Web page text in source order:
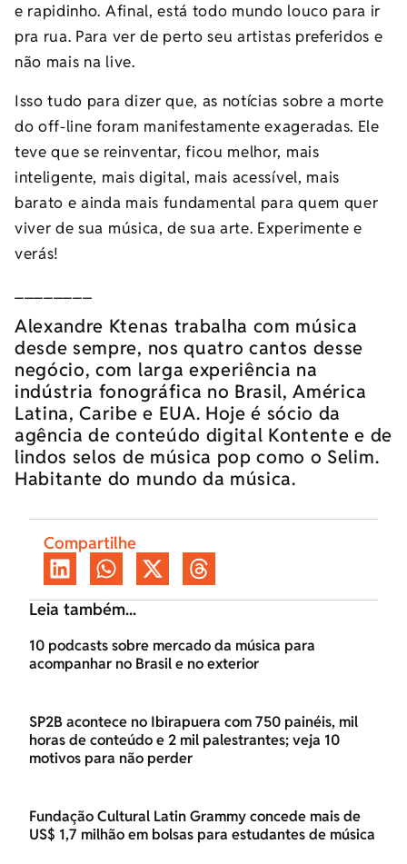
e rapidinho. Afinal, está todo mundo louco para ir
pra rua. Para ver de perto seu artistas preferidos e
não mais na live.
Isso tudo para dizer que, as notícias sobre a morte
do off-line foram manifestamente exageradas. Ele
teve que se reinventar, ficou melhor, mais
inteligente, mais digital, mais acessível, mais
barato e ainda mais fundamental para quem quer
viver de sua música, de sua arte. Experimente e
verás!
Alexandre Ktenas trabalha com música
desde sempre, nos quatro cantos desse
negócio, com larga experiência na
indústria fonográfica no Brasil, América
Latina, Caribe e EUA. Hoje é sócio da
agência de conteúdo digital Kontente e de
lindos selos de música pop como o Selim.
Habitante do mundo da música.
Compartilhe
Leia também...
10 podcasts sobre mercado da música para
acompanhar no Brasil e no exterior
SP2B acontece no Ibirapuera com 750 painéis, mil
horas de conteúdo e 2 mil palestrantes; veja 10
motivos para não perder
Fundação Cultural Latin Grammy concede mais de
US$ 1,7 milhão em bolsas para estudantes de música